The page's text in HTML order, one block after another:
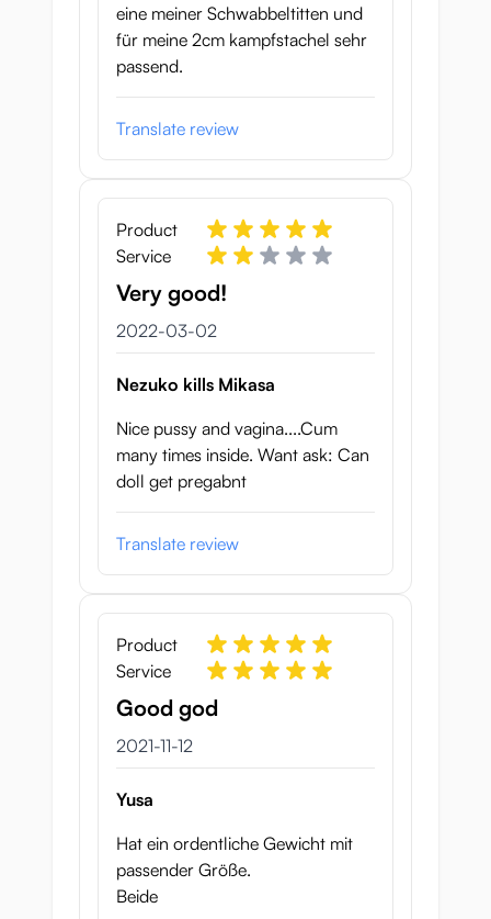
eine meiner Schwabbeltitten und
für meine 2cm kampfstachel sehr
passend.
Translate review
Product
Service
Very good!
2 mars 2022
2022-03-02
Nezuko kills Mikasa
Nice pussy and vagina....Cum
many times inside. Want ask: Can
doll get pregabnt
Translate review
Product
Service
Good god
12 november 2021
2021-11-12
Yusa
Hat ein ordentliche Gewicht mit
passender Größe.
Beide